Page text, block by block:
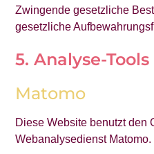
Zwingende gesetzliche
gesetzliche
5. Analyse-
Matomo
Diese Website benutzt den
Webanalysedienst Matomo.